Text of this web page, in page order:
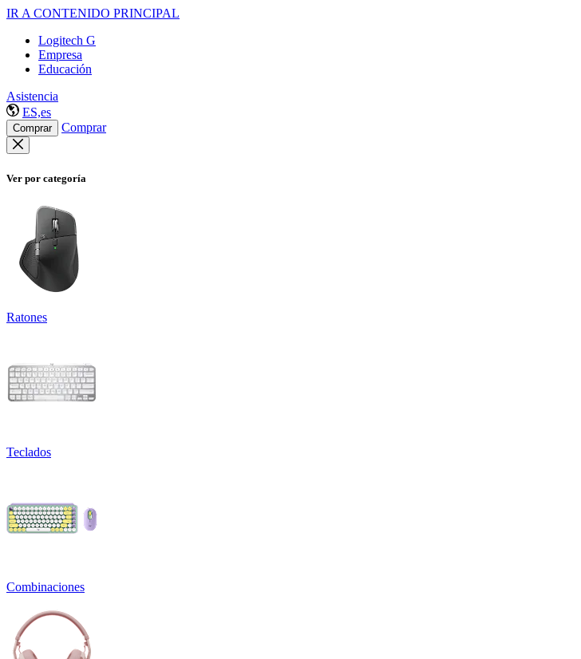
IR A CONTENIDO PRINCIPAL
Logitech G
Empresa
Educación
Asistencia
ES,es
Comprar Comprar
Ver por categoría
Ratones
Teclados
Combinaciones